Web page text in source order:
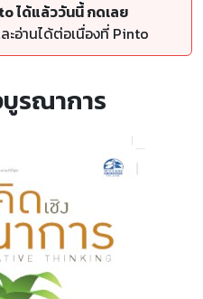
ได้แล้ววันนี้ กดเลย
อ่านได้ต่อเนื่องที่ Pinto
รณาการ